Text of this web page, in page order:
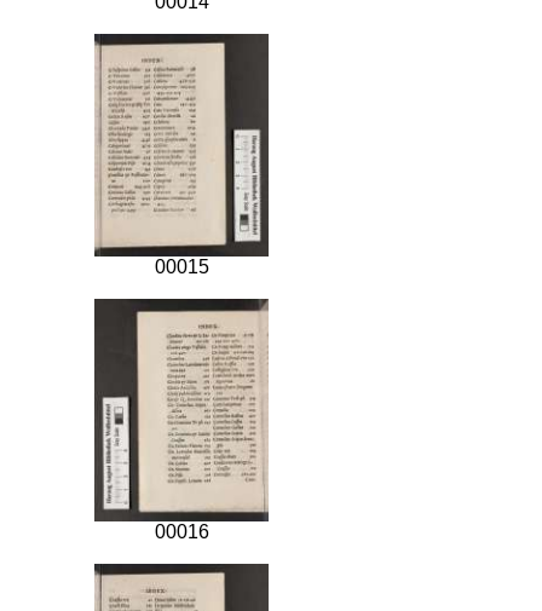
00015
00016